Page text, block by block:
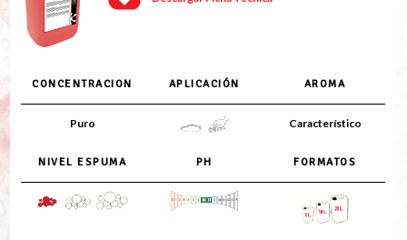
CONCENTRACION APLICACIÓN AROMA
Puro Característico
NIVEL ESPUMA PH FORMATOS